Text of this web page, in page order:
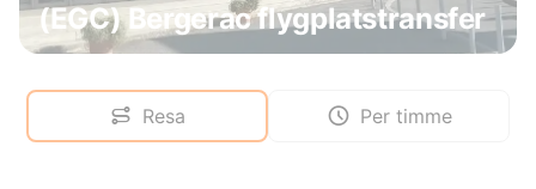
(EGC) Bergerac flygplatstransfer
Resa Per timme